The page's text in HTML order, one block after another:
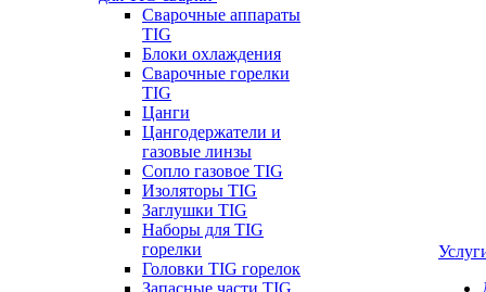
Сварочные аппараты
TIG
Блоки охлаждения
Сварочные горелки
TIG
Цанги
Цангодержатели и
газовые линзы
Сопло газовое TIG
Изоляторы TIG
Заглушки TIG
Наборы для TIG
горелки
Головки TIG горелок
Запасные части TIG